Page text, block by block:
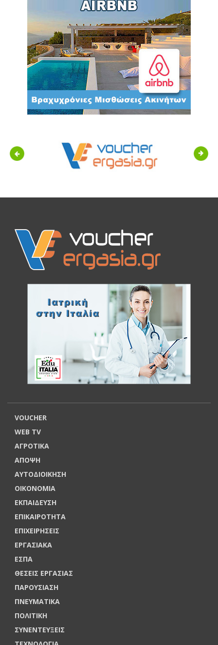
Previous Next
VOUCHER
WEB TV
ΑΓΡΟΤΙΚΑ
ΑΠΟΨΗ
ΑΥΤΟΔΙΟΙΚΗΣΗ
ΟΙΚΟΝΟΜΙΑ
ΕΚΠΑΙΔΕΥΣΗ
ΕΠΙΚΑΙΡΟΤΗΤΑ
ΕΠΙΧΕΙΡΗΣΕΙΣ
ΕΡΓΑΣΙΑΚΑ
ΕΣΠΑ
ΘΕΣΕΙΣ ΕΡΓΑΣΙΑΣ
ΠΑΡΟΥΣΙΑΣΗ
ΠΝΕΥΜΑΤΙΚΑ
ΠΟΛΙΤΙΚΗ
ΣΥΝΕΝΤΕΥΞΕΙΣ